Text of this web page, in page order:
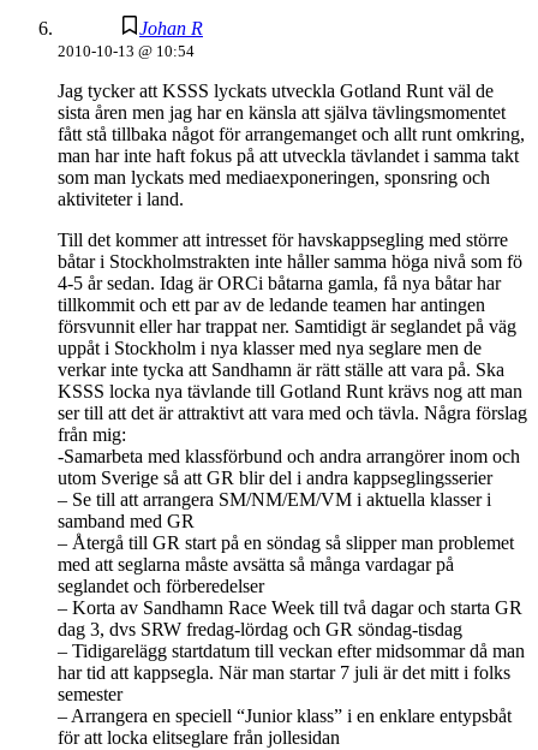
Johan R
2010-10-13 @ 10:54
Jag tycker att KSSS lyckats utveckla Gotland Runt väl de
sista åren men jag har en känsla att själva tävlingsmomentet
fått stå tillbaka något för arrangemanget och allt runt omkring,
man har inte haft fokus på att utveckla tävlandet i samma takt
som man lyckats med mediaexponeringen, sponsring och
aktiviteter i land.
Till det kommer att intresset för havskappsegling med större
båtar i Stockholmstrakten inte håller samma höga nivå som fö
4-5 år sedan. Idag är ORCi båtarna gamla, få nya båtar har
tillkommit och ett par av de ledande teamen har antingen
försvunnit eller har trappat ner. Samtidigt är seglandet på väg
uppåt i Stockholm i nya klasser med nya seglare men de
verkar inte tycka att Sandhamn är rätt ställe att vara på. Ska
KSSS locka nya tävlande till Gotland Runt krävs nog att man
ser till att det är attraktivt att vara med och tävla. Några förslag
från mig:
-Samarbeta med klassförbund och andra arrangörer inom och
utom Sverige så att GR blir del i andra kappseglingsserier
– Se till att arrangera SM/NM/EM/VM i aktuella klasser i
samband med GR
– Återgå till GR start på en söndag så slipper man problemet
med att seglarna måste avsätta så många vardagar på
seglandet och förberedelser
– Korta av Sandhamn Race Week till två dagar och starta GR
dag 3, dvs SRW fredag-lördag och GR söndag-tisdag
– Tidigarelägg startdatum till veckan efter midsommar då man
har tid att kappsegla. När man startar 7 juli är det mitt i folks
semester
– Arrangera en speciell “Junior klass” i en enklare entypsbåt
för att locka elitseglare från jollesidan